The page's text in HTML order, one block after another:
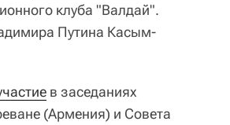
клуба "Валдай".
Путина Касым-
в заседаниях
(Армения) и Совета